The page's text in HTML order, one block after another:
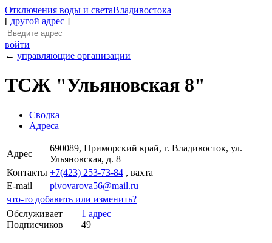
Отключения воды и светаВладивостока
[ другой адрес ]
войти
← управляющие организации
ТСЖ "Ульяновская 8"
Сводка
Адреса
Адрес
690089, Приморский край, г. Владивосток, ул.
Ульяновская, д. 8
Контакты +7(423) 253-73-84 , вахта
E-mail
pivovarova56@mail.ru
что-то добавить или изменить?
Обслуживает
Подписчиков
1 адрес
49